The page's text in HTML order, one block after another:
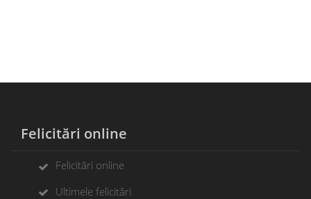
Felicitări online
Felicitări online
Ultimele felicitări